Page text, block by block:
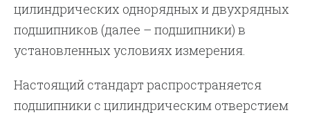
цилиндрических однорядных и двухрядных
подшипников (далее – подшипники) в
установленных условиях измерения.
Настоящий стандарт распространяется
подшипники с цилиндрическим отверстием